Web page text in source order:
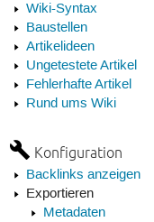
Wiki-Syntax
Baustellen
Artikelideen
Ungetestete Artikel
Fehlerhafte Artikel
Rund ums Wiki
Konfiguration
Backlinks anzeigen
Exportieren
Metadaten